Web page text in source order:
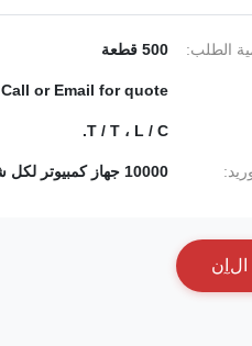
الطلب: 500 قطعة
Call or Email for quote
T / T ، L / C.
10000 جهاز كمبيوتر لكل شهر
ل ن